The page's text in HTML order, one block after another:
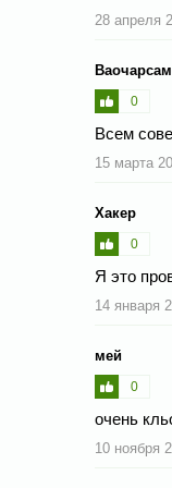
28 апреля
0
Всем
15 марта
Хакер
0
Я это
14 января
мей
0
очень
10 ноября